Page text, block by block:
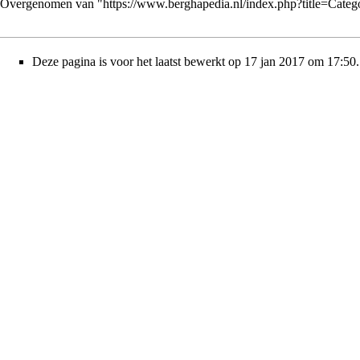
Overgenomen van "https://www.berghapedia.nl/
Deze pagina is voor het laatst bewerkt op 17 jan 2017 om 17:50.